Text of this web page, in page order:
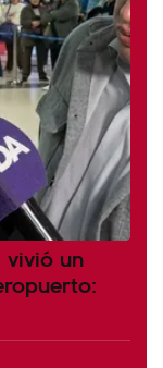
vivió un